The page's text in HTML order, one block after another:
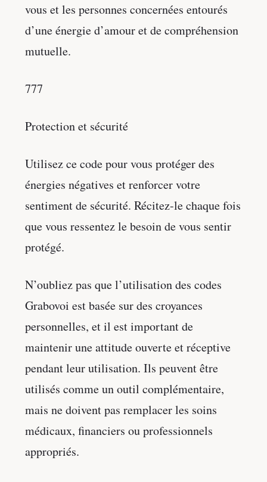
vous et les personnes concernées entourés
d’une énergie d’amour et de compréhension
mutuelle.
777
Protection et sécurité
Utilisez ce code pour vous protéger des
énergies négatives et renforcer votre
sentiment de sécurité. Récitez-le chaque fois
que vous ressentez le besoin de vous sentir
protégé.
N’oubliez pas que l’utilisation des codes
Grabovoi est basée sur des croyances
personnelles, et il est important de
maintenir une attitude ouverte et réceptive
pendant leur utilisation. Ils peuvent être
utilisés comme un outil complémentaire,
mais ne doivent pas remplacer les soins
médicaux, financiers ou professionnels
appropriés.